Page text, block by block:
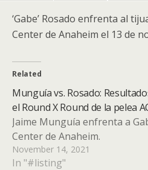
‘Gabe’ Rosado enfrenta al
Center de Anaheim el 13 de
Related
Munguía vs. Rosado:
el Round X Round de la pelea
Jaime Munguía enfrenta a
Center de Anaheim.
November 14, 2021
In "#listing"